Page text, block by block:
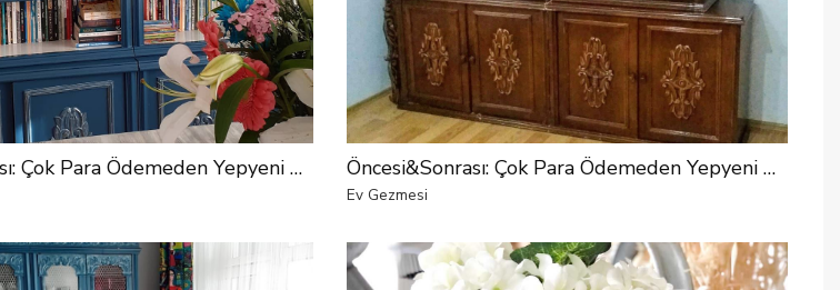
Öncesi&Sonrası: Çok Para Ödemeden Yepyeni Hale Gelen Bir Yemek Odası Öncesi&Sonrası: Çok Para Ödemeden Yepyeni Hale Gelen Bir Yemek Odası
Ev Gezmesi